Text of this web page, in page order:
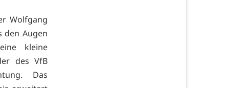
Wolfgang
den Augen
kleine
des VfB
Das